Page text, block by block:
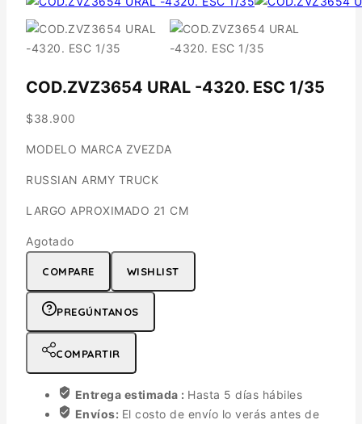
COD.ZVZ3654 URAL -4320. ESC 1/35
$38.900
MODELO MARCA ZVEZDA
RUSSIAN ARMY TRUCK
LARGO APROXIMADO 21 CM
Agotado
COMPARE WISHLIST
PREGÚNTANOS
COMPARTIR
Entrega estimada : Hasta 5 días hábiles
Envíos: El costo de envío lo verás antes de